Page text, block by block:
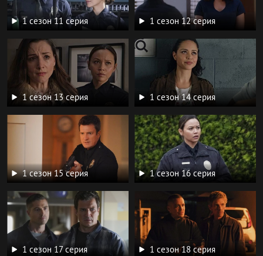
1 сезон 11 серия 1 сезон 12 серия
1 сезон 13 серия 1 сезон 14 серия
1 сезон 15 серия 1 сезон 16 серия
1 сезон 17 серия 1 сезон 18 серия